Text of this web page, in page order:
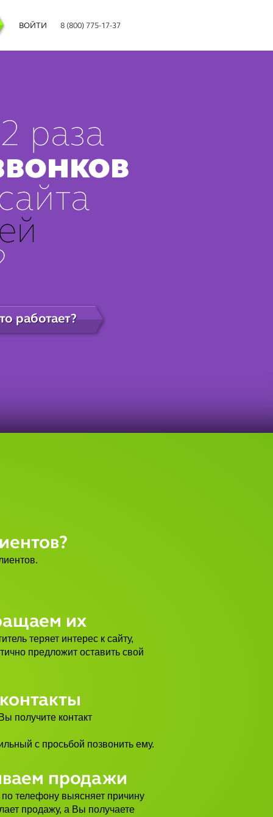
ВОЙТИ 8 (800) 775-17-37
раза
работает?
их
теряет интерес к сайту,
предложит оставить свой
получите контакт
с просьбой позвонить ему.
продажи
телефону выясняет причину
продажу, а Вы получаете